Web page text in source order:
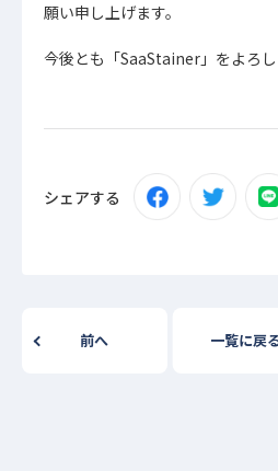
願い申し上げます。
今後とも「SaaStainer」をよろし
シェアする
前へ 一覧に戻